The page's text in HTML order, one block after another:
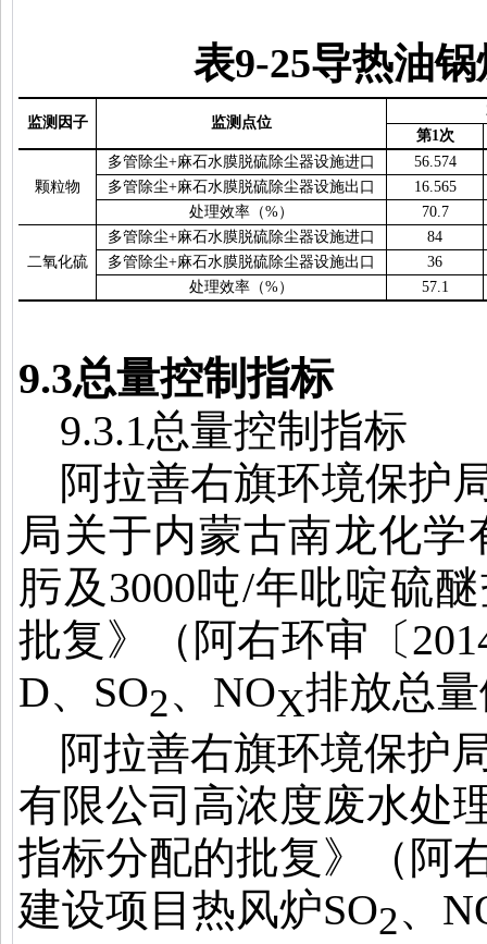
表9-25导热油
监测因子 监测点位
第1 次
颗粒物
多管除尘+麻石水膜脱硫除尘器设施进口
56.574
多管除尘+麻石水膜脱硫除尘器设施出口
16.565
处理效率（%） 70.7
二氧化硫
多管除尘+麻石水膜脱硫除尘器设施进口
84
多管除尘+麻石水膜脱硫除尘器设施出口
36
处理效率（%） 57.1
9.3总量控制指标
9.3.1总量控制指标
阿拉善右旗环境保护
局关于内蒙古南龙化学
肟及 3000吨/年吡啶硫
批复》（阿右环审〔
D、 SO2、 NOX排放总
阿拉善右旗环境保护
有限公司高浓度废水处
指标分配的批复》（阿
建设项目热风炉SO2、